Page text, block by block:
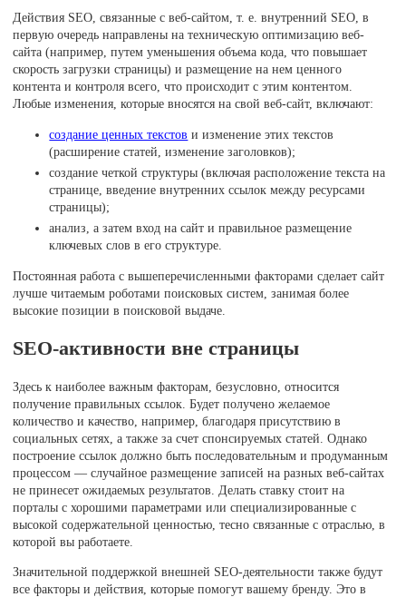
Действия SEO, связанные с веб-сайтом, т. е. внутренний SEO, в
первую очередь направлены на техническую оптимизацию веб-
сайта (например, путем уменьшения объема кода, что повышает
скорость загрузки страницы) и размещение на нем ценного
контента и контроля всего, что происходит с этим контентом.
Любые изменения, которые вносятся на свой веб-сайт, включают:
создание ценных текстов и изменение этих текстов
(расширение статей, изменение заголовков);
создание четкой структуры (включая расположение текста на
странице, введение внутренних ссылок между ресурсами
страницы);
анализ, а затем вход на сайт и правильное размещение
ключевых слов в его структуре.
Постоянная работа с вышеперечисленными факторами сделает сайт
лучше читаемым роботами поисковых систем, занимая более
высокие позиции в поисковой выдаче.
SEO-активности вне страницы
Здесь к наиболее важным факторам, безусловно, относится
получение правильных ссылок. Будет получено желаемое
количество и качество, например, благодаря присутствию в
социальных сетях, а также за счет спонсируемых статей. Однако
построение ссылок должно быть последовательным и продуманным
процессом — случайное размещение записей на разных веб-сайтах
не принесет ожидаемых результатов. Делать ставку стоит на
порталы с хорошими параметрами или специализированные с
высокой содержательной ценностью, тесно связанные с отраслью, в
которой вы работаете.
Значительной поддержкой внешней SEO-деятельности также будут
все факторы и действия, которые помогут вашему бренду. Это в